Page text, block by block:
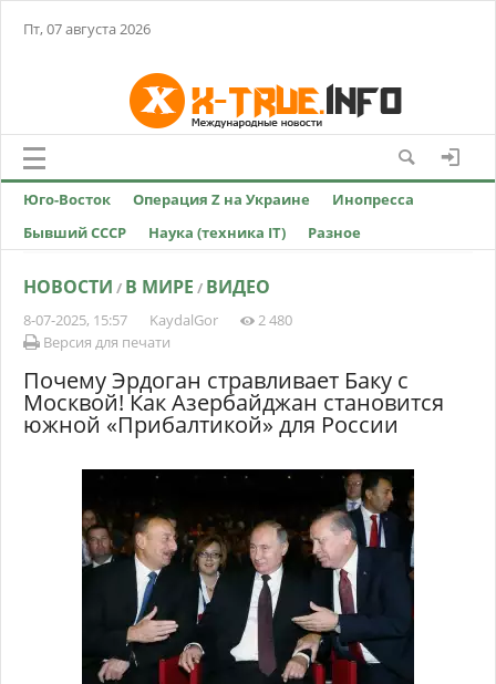
Пт, 07 августа 2026
Юго-Восток Операция Z на Украине
Инопресса
Бывший СССР
Наука (техника IT) Разное
НОВОСТИ / В МИРЕ / ВИДЕО
8-07-2025, 15:57 KaydalGor
2 480
Версия для печати
Почему Эрдоган стравливает Баку с
Москвой! Как Азербайджан становится
южной «Прибалтикой» для России